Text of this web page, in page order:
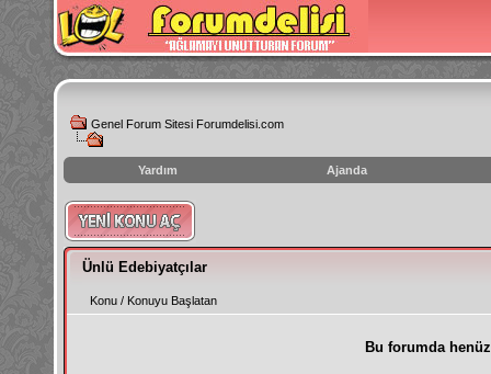
Genel Forum Sitesi Forumdelisi.com
Yardım Ajanda
instagram
izlenme
hilesi
Ünlü Edebiyatçılar
Konu / Konuyu Başlatan
Bu forumda